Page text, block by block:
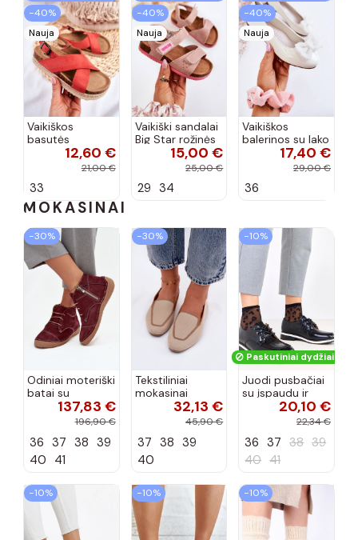
−40%
Nauja
Vaikiškos
basutės
koralinės12,60 €
21,00 €
33
−40%
Nauja
Vaikiški sandalai
Big Star rožinės
spalvos15,00 €
25,00 €
29 34
−40%
Nauja
Vaikiškos
balerinos su lako
efektu ir
kaspinais baltos
17,40 €
29,00 €
36
MOKASINAI
−30%
Odiniai moteriški
batai su
siūlėmis, pilies
tipo, Artiker
spalvos
137,83 €
196,90 €
36 37 38 39
40 41
−30%
Tekstiliniai
mokasinai
smėlio spalvos
32,13 €
45,90 €
37 38 39
40
−10%
Paskutiniai dydžiai!
Juodi pusbačiai
su įspaudu ir
kvadratiniu
priekiu Kerawa
20,10 €
22,34 €
36 37 38 39
40 41
−10% −10% −10%